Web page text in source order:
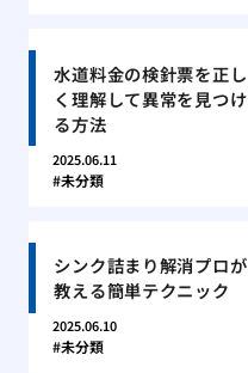
水道料金の検針票を正し
く理解して異常を見つけ
る方法
2025.06.11
未分類
シンク詰まり解消プロが
教える簡単テクニック
2025.06.10
未分類